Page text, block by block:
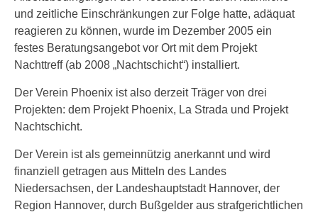
und zeitliche Einschränkungen zur Folge hatte, adäquat
reagieren zu können, wurde im Dezember 2005 ein
festes Beratungsangebot vor Ort mit dem Projekt
Nachttreff (ab 2008 „Nachtschicht“) installiert.
Der Verein Phoenix ist also derzeit Träger von drei
Projekten: dem Projekt Phoenix, La Strada und Projekt
Nachtschicht.
Der Verein ist als gemeinnützig anerkannt und wird
finanziell getragen aus Mitteln des Landes
Niedersachsen, der Landeshauptstadt Hannover, der
Region Hannover, durch Bußgelder aus strafgerichtlichen